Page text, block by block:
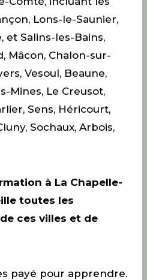
Lons-le-Saunier,
et Salins-les-Bains,
Mâcon, Chalon-sur-
Vesoul, Beaune,
Mines, Le Creusot,
Sens, Héricourt,
Sochaux, Arbois,
à La Chapelle-
toutes les
ces villes et de
payé pour apprendre.